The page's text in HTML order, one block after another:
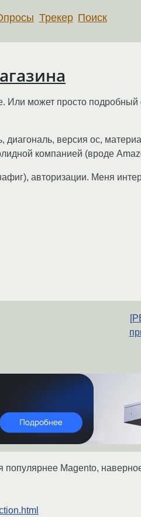
Трекер Поиск
Или может просто
версия ос,
компанией (вроде
авторизации. Меня
популярнее Magento,